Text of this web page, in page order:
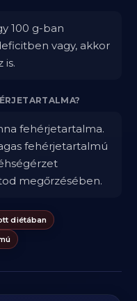
100 g-ban
vagy, akkor
is.
fehérjetartalma.
fehérjetartalmú
megőrzésében.
diétában